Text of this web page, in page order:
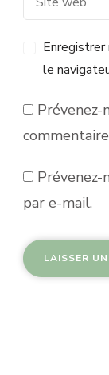
Enregistrer
le
par e-mail.